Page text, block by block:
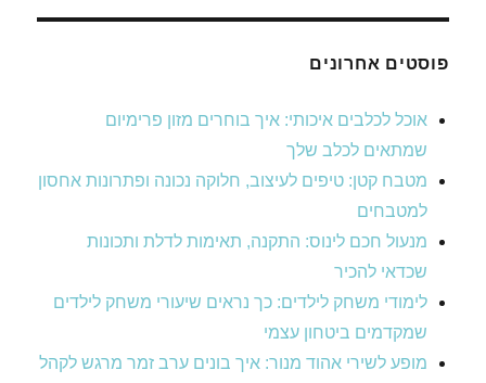
פוסטים אחרונים
אוכל לכלבים איכותי: איך בוחרים מזון פרימיום
שמתאים לכלב שלך
מטבח קטן: טיפים לעיצוב, חלוקה נכונה ופתרונות אחסון
למטבחים
מנעול חכם לינוס: התקנה, תאימות לדלת ותכונות
שכדאי להכיר
לימודי משחק לילדים: כך נראים שיעורי משחק לילדים
שמקדמים ביטחון עצמי
מופע לשירי אהוד מנור: איך בונים ערב זמר מרגש לקהל